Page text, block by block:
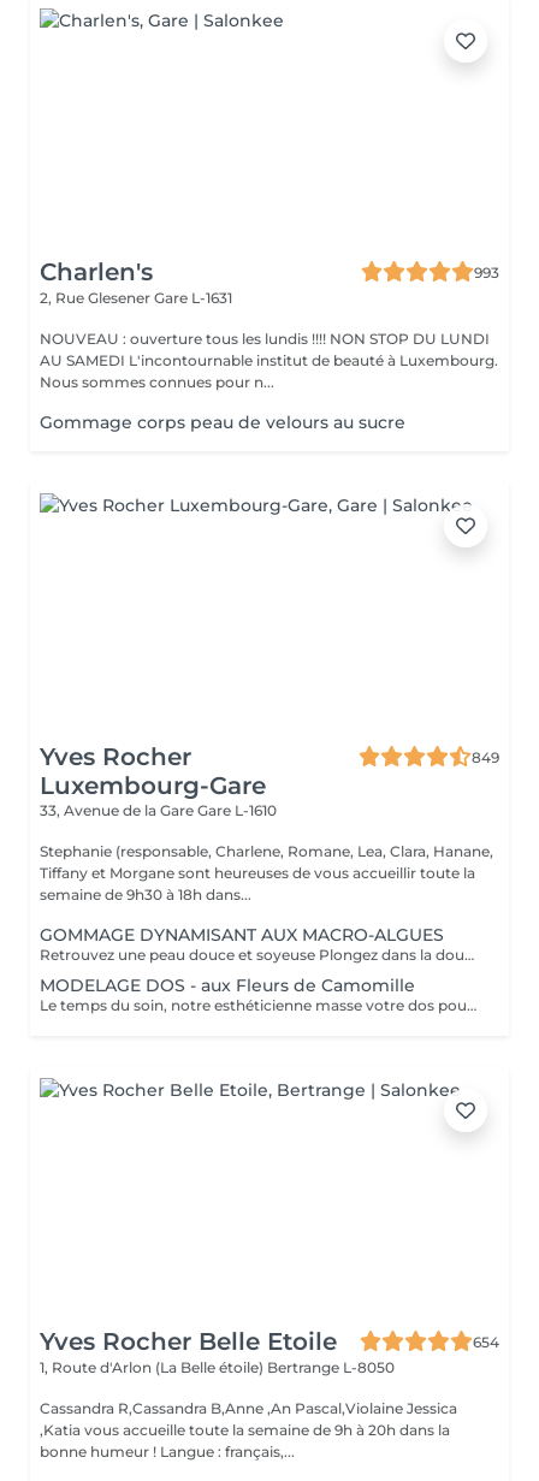
Charlen's
993
2, Rue Glesener Gare L-1631
NOUVEAU : ouverture tous les lundis !!!! NON STOP DU LUNDI
AU SAMEDI L'incontournable institut de beauté à Luxembourg.
Nous sommes connues pour n...
Gommage corps peau de velours au sucre
Yves Rocher
Luxembourg-Gare
849
33, Avenue de la Gare Gare L-1610
Stephanie (responsable, Charlene, Romane, Lea, Clara, Hanane,
Tiffany et Morgane sont heureuses de vous accueillir toute la
semaine de 9h30 à 18h dans...
GOMMAGE DYNAMISANT AUX MACRO-ALGUES
Retrouvez une peau douce et soyeuse Plongez dans la douceur tropicale dIndonésie à travers les notes épicées des huiles essentielles de Girofle et de Muscade. Ce gommage aux effluves chauds et naturels vous transporte tout en exfoliant délicatement votre peau : elle est douce, lumineuse et satinée.
MODELAGE DOS - aux Fleurs de Camomille
Le temps du soin, notre esthéticienne masse votre dos pour un confort sans précédent.
Yves Rocher Belle Etoile
654
1, Route d'Arlon (La Belle étoile) Bertrange L-8050
Cassandra R,Cassandra B,Anne ,An Pascal,Violaine Jessica
,Katia vous accueille toute la semaine de 9h à 20h dans la
bonne humeur ! Langue : français,...